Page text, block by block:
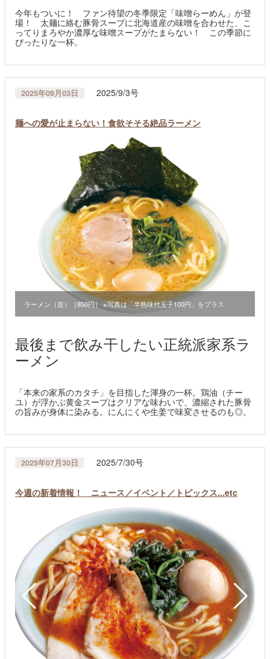
今年もついに！ ファン待望の冬季限定「味噌らーめん」が登
場！ 太麺に絡む豚骨スープに北海道産の味噌を合わせた、こ
ってりまろやか濃厚な味噌スープがたまらない！ この季節に
ぴったりな一杯。
2025年09月03日 2025/9/3号
麺への愛が止まらない！食欲そそる絶品ラーメン
ラーメン（並）［850円］ ※写真は「半熟味付玉子100円」をプラス
最後まで飲み干したい正統派家系ラ
ーメン
「本来の家系のカタチ」を目指した渾身の一杯。鶏油（チー
ユ）が浮かぶ黄金スープはクリアな味わいで、濃縮された豚骨
の旨みが身体に染みる。にんにくや生姜で味変させるのも◎。
2025年07月30日 2025/7/30号
今週の新着情報！ ニュース／イベント／トピックス...etc